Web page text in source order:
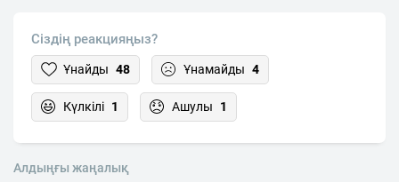
Сіздің реакцияңыз?
Ұнайды 48 Ұнамайды 4
Күлкілі 1 Ашулы 1
Алдыңғы жаңалық